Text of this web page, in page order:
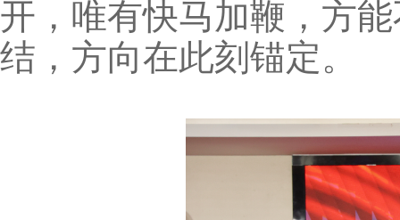
开，唯有快马加鞭，方
结，方向在此刻锚定。